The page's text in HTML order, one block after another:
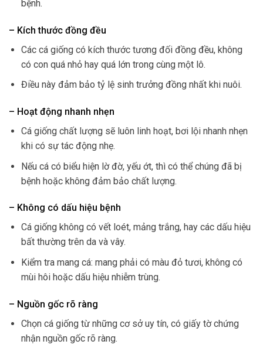
bệnh.
– Kích thước đồng đều
Các cá giống có kích thước tương đối đồng đều, không
có con quá nhỏ hay quá lớn trong cùng một lô.
Điều này đảm bảo tỷ lệ sinh trưởng đồng nhất khi nuôi.
– Hoạt động nhanh nhẹn
Cá giống chất lượng sẽ luôn linh hoạt, bơi lội nhanh nhẹn
khi có sự tác động nhẹ.
Nếu cá có biểu hiện lờ đờ, yếu ớt, thì có thể chúng đã bị
bệnh hoặc không đảm bảo chất lượng.
– Không có dấu hiệu bệnh
Cá giống không có vết loét, mảng trắng, hay các dấu hiệu
bất thường trên da và vây.
Kiểm tra mang cá: mang phải có màu đỏ tươi, không có
mùi hôi hoặc dấu hiệu nhiễm trùng.
– Nguồn gốc rõ ràng
Chọn cá giống từ những cơ sở uy tín, có giấy tờ chứng
nhận nguồn gốc rõ ràng.